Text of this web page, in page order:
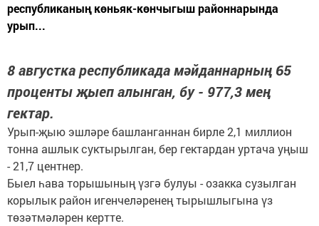
республиканың көньяк-көнчыгыш районнарында
урып...
8 августка республикада мәйданнарның 65
проценты җыеп алынган, бу - 977,3 мең
гектар.
Урып-җыю эшләре башланганнан бирле 2,1 миллион
тонна ашлык суктырылган, бер гектардан уртача уңыш
- 21,7 центнер.
Быел һава торышының үзгә булуы - озакка сузылган
корылык район игенчеләренең тырышлыгына үз
төзәтмәләрен кертте.